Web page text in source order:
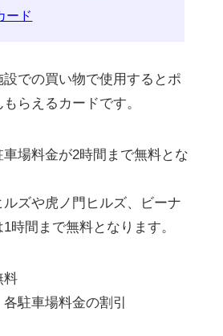
ード
での買い物で使用するとポ
らえるカードです。
場料金が2時間まで無料とな
ズや虎ノ門ヒルズ、ビーナ
時間まで無料となります。
料
駐車場料金の割引